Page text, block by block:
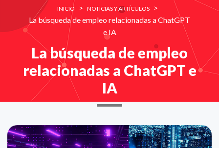
INICIO > NOTICIAS Y ARTÍCULOS
>
La búsqueda de empleo relacionadas a ChatGPT
e IA
La búsqueda de empleo
relacionadas a ChatGPT e
IA